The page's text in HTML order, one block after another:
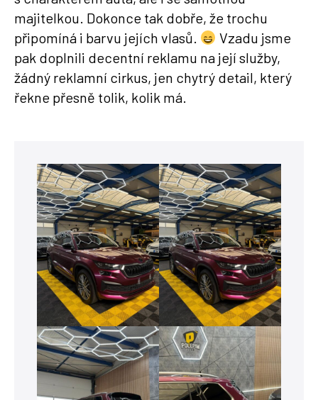
majitelkou. Dokonce tak dobře, že trochu
připomíná i barvu jejích vlasů.
Vzadu jsme
pak doplnili decentní reklamu na její služby,
žádný reklamní cirkus, jen chytrý detail, který
řekne přesně tolik, kolik má.